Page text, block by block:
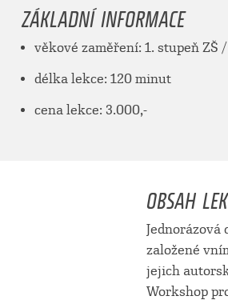
ZÁKLADNÍ INFORMACE
věkové zaměření: 1. stupeň ZŠ
délka lekce: 120 minut
cena lekce: 3.000,-
OBSAH
založené
jejich
Workshop